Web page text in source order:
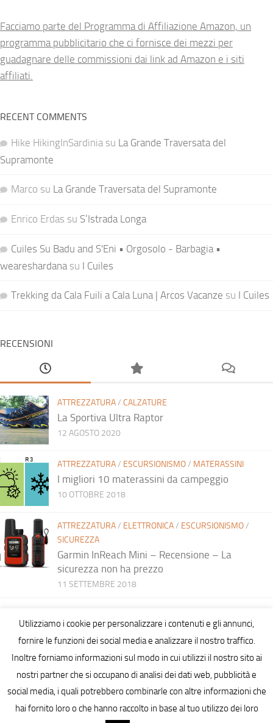
Facciamo parte del Programma di Affiliazione Amazon, un
programma pubblicitario che ci fornisce dei mezzi per
guadagnare delle commissioni dai link ad Amazon e i siti
affiliati.
RECENT COMMENTS
Hike HikingInSardinia su La Grande Traversata del
Supramonte
Marco su La Grande Traversata del Supramonte
Enrico Erdas su S’Istrada Longa
Cuiles Su Badu and S'Eni • Orgosolo - Barbagia •
weareshardana su I Cuiles
Trekking da Cala Fuili a Cala Luna | Arcos Vacanze su I Cuiles
RECENSIONI
ATTREZZATURA/ CALZATURE
La Sportiva Ultra Raptor
12 AGOSTO 2020
ATTREZZATURA/ ESCURSIONISMO/ MATERASSINI
I migliori 10 materassini da campeggio
10 OTTOBRE 2018
ATTREZZATURA/ ELETTRONICA/ ESCURSIONISMO/
SICUREZZA
Garmin InReach Mini – Recensione – La
sicurezza non ha prezzo
11 SETTEMBRE 2018
Hiking in Sardinia © 2026. All Rights Reserved.
Utilizziamo i cookie per personalizzare i contenuti e gli annunci,
fornire le funzioni dei social media e analizzare il nostro traffico.
Inoltre forniamo informazioni sul modo in cui utilizzi il nostro sito ai
nostri partner che si occupano di analisi dei dati web, pubblicità e
social media, i quali potrebbero combinarle con altre informazioni che
hai fornito loro o che hanno raccolto in base al tuo utilizzo dei loro
Italiano English(Inglese)